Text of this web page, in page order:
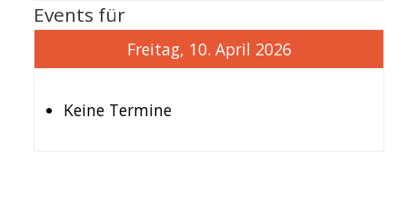
Events für
Freitag, 10. April 2026
Keine Termine